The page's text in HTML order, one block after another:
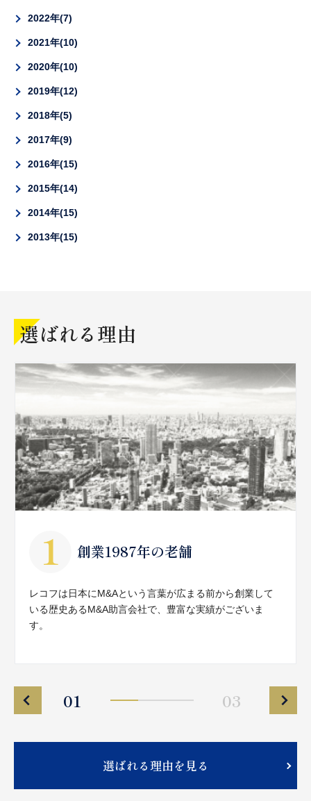
2022年 7
2021年 10
2020年 10
2019年 12
2018年 5
2017年 9
2016年 15
2015年 14
2014年 15
2013年 15
選ばれる理由
創業1987年の老舗
レコフは日本にM&Aという言葉が広まる前から創業して
いる歴史あるM&A助言会社で、豊富な実績がございま
す。
01 03
選ばれる理由を見る